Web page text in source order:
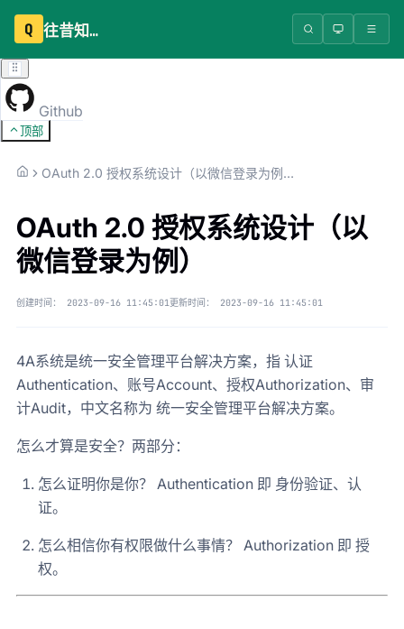
Q 往昔知识库
Github
顶部
OAuth 2.0 授权系统设计（以微信登录为例）
OAuth 2.0 授权系统设计（以
微信登录为例）
创建时间： 2023-09-16 11:45:01更新时间： 2023-09-16 11:45:01
4A系统是统一安全管理平台解决方案，指 认证
Authentication、账号Account、授权Authorization、审
计Audit，中文名称为 统一安全管理平台解决方案。
怎么才算是安全？两部分：
怎么证明你是你？ Authentication 即 身份验证、认
证。
怎么相信你有权限做什么事情？ Authorization 即 授
权。